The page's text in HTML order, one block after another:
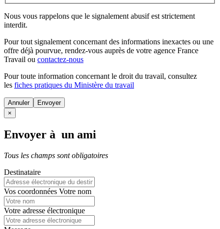
Nous vous rappelons que le signalement abusif est strictement
interdit.
Pour tout signalement concernant des informations inexactes ou une
offre déjà pourvue, rendez-vous auprès de votre agence France
Travail ou contactez-nous
Pour toute information concernant le droit du travail, consultez
les fiches pratiques du Ministère du travail
Annuler
×
Envoyer à un ami
Tous les champs sont obligatoires
Destinataire
Vos coordonnées Votre nom
Votre adresse électronique